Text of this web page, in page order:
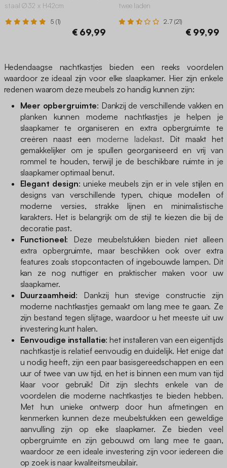
staal Ø32 x H42cm
5 (1)
€ 69,99
twee laden
2.7 (21)
€ 99,99
Hedendaagse nachtkastjes bieden een reeks voordelen
waardoor ze ideaal zijn voor elke slaapkamer. Hier zijn enkele
redenen waarom deze meubels zo handig kunnen zijn:
Meer opbergruimte: Dankzij de verschillende vakken en
planken kunnen moderne nachtkastjes je helpen je
slaapkamer te organiseren en extra opbergruimte te
creëren naast een moderne ladekast. Dit maakt het
gemakkelijker om je spullen georganiseerd en vrij van
rommel te houden, terwijl je de beschikbare ruimte in je
slaapkamer optimaal benut.
Elegant design: unieke meubels zijn er in vele stijlen en
designs van verschillende typen, chique modellen of
moderne versies, strakke lijnen en minimalistische
karakters. Het is belangrijk om de stijl te kiezen die bij de
decoratie past.
Functioneel: Deze meubelstukken bieden niet alleen
extra opbergruimte, maar beschikken ook over extra
features zoals stopcontacten of ingebouwde lampen. Dit
kan ze nog nuttiger en praktischer maken voor uw
slaapkamer.
Duurzaamheid: Dankzij hun stevige constructie zijn
moderne nachtkastjes gemaakt om lang mee te gaan. Ze
zijn bestand tegen slijtage, waardoor u het meeste uit uw
investering kunt halen.
Eenvoudige installatie: het installeren van een eigentijds
nachtkastje is relatief eenvoudig en duidelijk. Het enige dat
u nodig heeft, zijn een paar basisgereedschappen en een
uur of twee van uw tijd, en het is binnen een mum van tijd
klaar voor gebruik! Dit zijn slechts enkele van de
voordelen die moderne nachtkastjes te bieden hebben.
Met hun unieke ontwerp door hun afmetingen en
kenmerken kunnen deze meubelstukken een geweldige
aanvulling zijn op elke slaapkamer. Ze bieden veel
opbergruimte en zijn gebouwd om lang mee te gaan,
waardoor ze een ideale investering zijn voor iedereen die
op zoek is naar kwaliteitsmeubilair.